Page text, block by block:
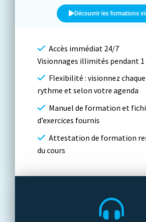
Découvrir les formations
Accès immédiat 24/7
Visionnages illimités pendant 1
Flexibilité : visionnez
rythme et selon votre agenda
Manuel de formation et
d’exercices fournis
Attestation de formation
du cours